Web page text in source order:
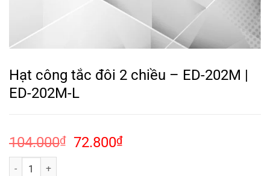
Hạt công tắc đôi 2 chiều – ED-202M |
ED-202M-L
104.000₫
Giá
72.800₫Giá
Hạt công tắc đôi 2 chiều – ED-202M | ED-202M-L số lượng